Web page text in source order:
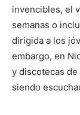
invencibles, el
semanas o
dirigida a los
embargo, en
y discotecas de
siendo